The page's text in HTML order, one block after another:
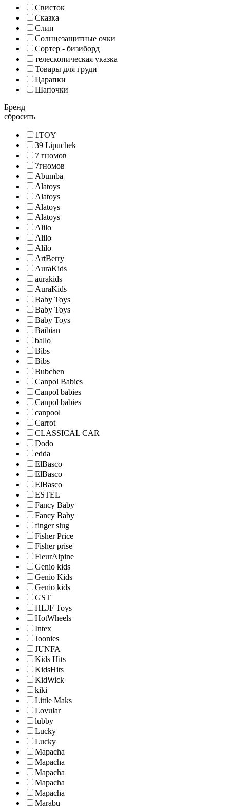
Свисток
Сказка
Слип
Солнцезащитные очки
Сортер - бизиборд
телескопическая указка
Товары для груди
Царапки
Шапочки
Бренд
сбросить
1TOY
39 Lipuchek
7 гномов
7гномов
Abumba
Alatoys
Alatoys
Alatoys
Alatoys
Alilo
Alilo
Alilo
ArtBerry
AuraKids
aurakids
AuraKids
Baby Toys
Baby Toys
Baby Toys
Baibian
ballo
Bibs
Bibs
Bubchen
Canpol Babies
Canpol babies
Canpol babies
canpool
Carrot
CLASSICAL CAR
Dodo
edda
ElBasco
ElBasco
ElBasco
ESTEL
Fancy Baby
Fancy Baby
finger slug
Fisher Price
Fisher prise
FleurAlpine
Genio kids
Genio Kids
Genio kids
GST
HLJF Toys
HotWheels
Intex
Joonies
JUNFA
Kids Hits
KidsHits
KidWick
kiki
Little Maks
Lovular
lubby
Lucky
Lucky
Mapacha
Mapacha
Mapacha
Mapacha
Mapacha
Marabu